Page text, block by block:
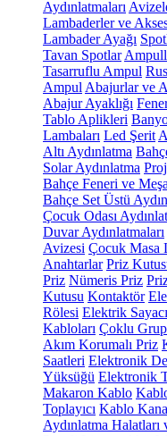
Aydınlatmaları
Lambaderler ve
Lambader Ayağı
Tavan Spotlar
Tasarruflu Ampul
Ampul Abajurlar ve
Abajur Ayaklığı
Tablo Aplikleri
Lambaları Led Şerit
Altı Aydınlatma
Solar Aydınlatma
Bahçe Feneri ve
Bahçe Set Üstü
Çocuk Odası
Duvar Aydınlatmaları
Avizesi Çocuk Masa
Anahtarlar Priz
Priz Nümeris Priz
Kutusu Kontaktör
Rölesi Elektrik Sayacı
Kabloları Çoklu
Akım Korumalı Priz
Saatleri Elektronik
Yüksüğü Elektronik
Makaron Kablo
Toplayıcı Kablo
Aydınlatma